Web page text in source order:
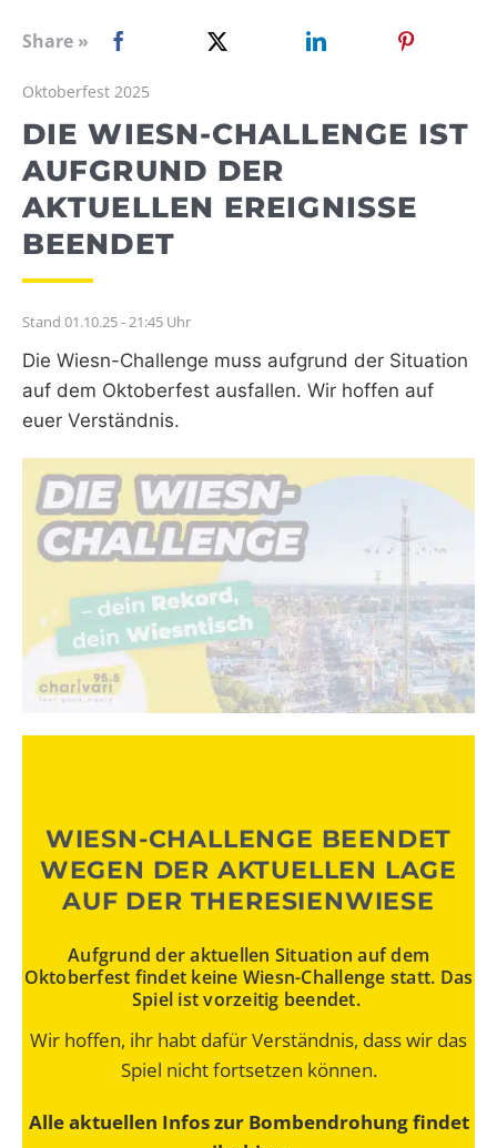
WEBRADIO
Share »
Oktoberfest 2025
DIE WIESN-CHALLENGE IST
AUFGRUND DER
AKTUELLEN EREIGNISSE
BEENDET
Stand 01.10.25 - 21:45 Uhr
Die Wiesn-Challenge muss aufgrund der Situation
auf dem Oktoberfest ausfallen. Wir hoffen auf
euer Verständnis.
WIESN-CHALLENGE BEENDET
WEGEN DER AKTUELLEN LAGE
AUF DER THERESIENWIESE
Aufgrund der aktuellen Situation auf dem
Oktoberfest findet keine Wiesn-Challenge statt. Das
Spiel ist vorzeitig beendet.
Wir hoffen, ihr habt dafür Verständnis, dass wir das
Spiel nicht fortsetzen können.
Alle aktuellen Infos zur Bombendrohung findet